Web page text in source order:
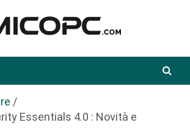
Essentials 4.0 : Novità e